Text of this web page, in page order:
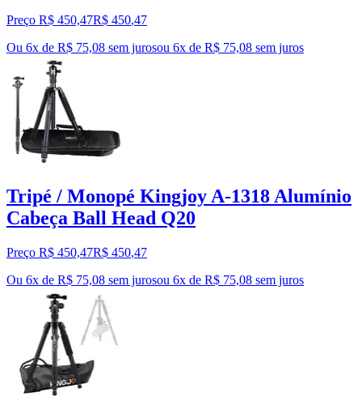
Preço R$ 450,47R$ 450,47
Ou 6x de R$ 75,08 sem jurosou 6x de R$ 75,08 sem juros
Tripé / Monopé Kingjoy A-1318 Alumínio
Cabeça Ball Head Q20
Preço R$ 450,47R$ 450,47
Ou 6x de R$ 75,08 sem jurosou 6x de R$ 75,08 sem juros